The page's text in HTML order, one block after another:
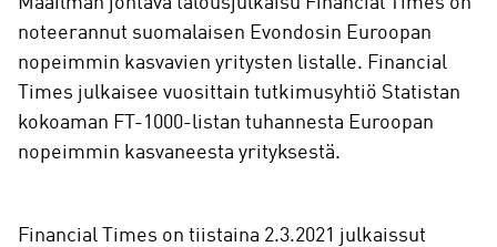
noteerannut suomalaisen Evondosin Euroopan
nopeimmin kasvavien yritysten listalle. Financial
Times julkaisee vuosittain tutkimusyhtiö Statistan
kokoaman FT-1000-listan tuhannesta Euroopan
nopeimmin kasvaneesta yrityksestä.
Financial Times on tiistaina 2.3.2021 julkaissut